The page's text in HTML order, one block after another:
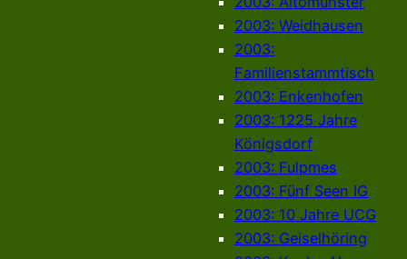
2003: Weidhausen
2003:
Familienstammtisch
2003: Enkenhofen
2003: 1225 Jahre
Königsdorf
2003: Fulpmes
2003: Fünf Seen IG
2003: 10 Jahre UCG
2003: Geiselhöring